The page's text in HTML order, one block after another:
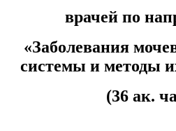
Ядерная энергетика и
Культура и спорт
врачей по
«Заболевания
системы и методы
(36 ак.